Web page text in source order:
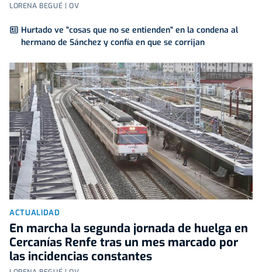
LORENA BEGUÉ | OV
Hurtado ve "cosas que no se entienden" en la condena al
hermano de Sánchez y confía en que se corrijan
ACTUALIDAD
En marcha la segunda jornada de huelga en
Cercanías Renfe tras un mes marcado por
las incidencias constantes